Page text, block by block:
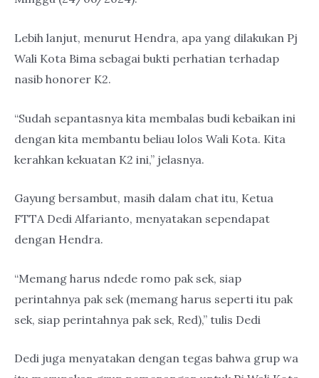
Lebih lanjut, menurut Hendra, apa yang dilakukan Pj
Wali Kota Bima sebagai bukti perhatian terhadap
nasib honorer K2.
“Sudah sepantasnya kita membalas budi kebaikan ini
dengan kita membantu beliau lolos Wali Kota. Kita
kerahkan kekuatan K2 ini,” jelasnya.
Gayung bersambut, masih dalam chat itu, Ketua
FTTA Dedi Alfarianto, menyatakan sependapat
dengan Hendra.
“Memang harus ndede romo pak sek, siap
perintahnya pak sek (memang harus seperti itu pak
sek, siap perintahnya pak sek, Red),” tulis Dedi
Dedi juga menyatakan dengan tegas bahwa grup wa